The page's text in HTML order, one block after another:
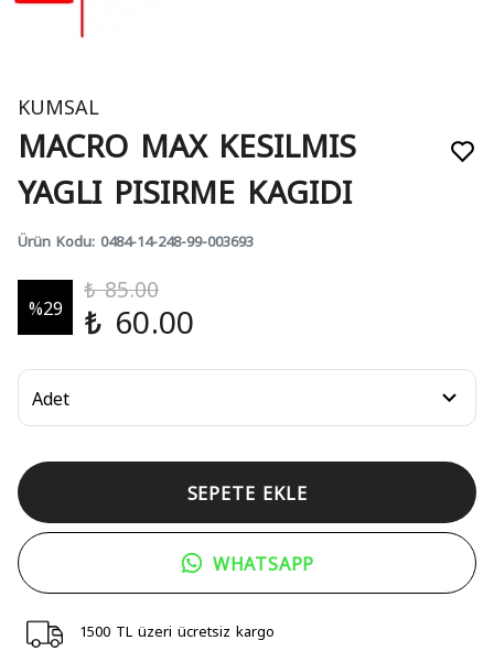
KUMSAL
MACRO MAX KESILMIS
YAGLI PISIRME KAGIDI
Ürün Kodu: 0484-14-248-99-003693
%29
₺ 85.00
₺ 60.00
SEPETE EKLE
WHATSAPP
1500 TL üzeri ücretsiz kargo